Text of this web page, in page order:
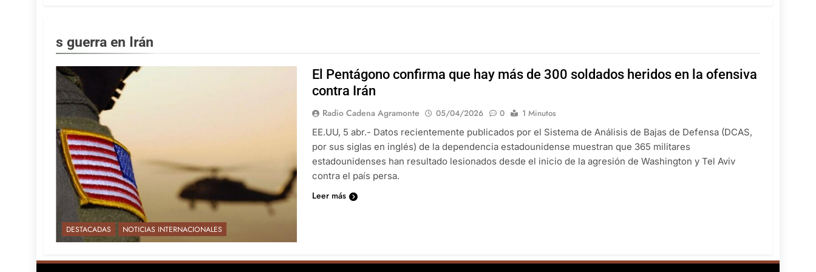
s guerra en Irán
DESTACADAS NOTICIAS INTERNACIONALES
El Pentágono confirma que hay más de 300 soldados heridos en la ofensiva
contra Irán
Radio Cadena Agramonte 05/04/2026 0
1 Minutos
EE.UU, 5 abr.- Datos recientemente publicados por el Sistema de Análisis de Bajas de Defensa (DCAS,
por sus siglas en inglés) de la dependencia estadounidense muestran que 365 militares
estadounidenses han resultado lesionados desde el inicio de la agresión de Washington y Tel Aviv
contra el país persa.
Leer más